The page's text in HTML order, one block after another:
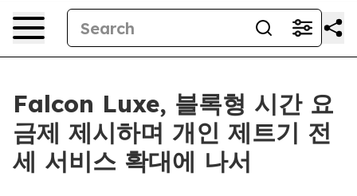
Falcon Luxe, 블록형 시간 요
금제 제시하며 개인 제트기 전
세 서비스 확대에 나서